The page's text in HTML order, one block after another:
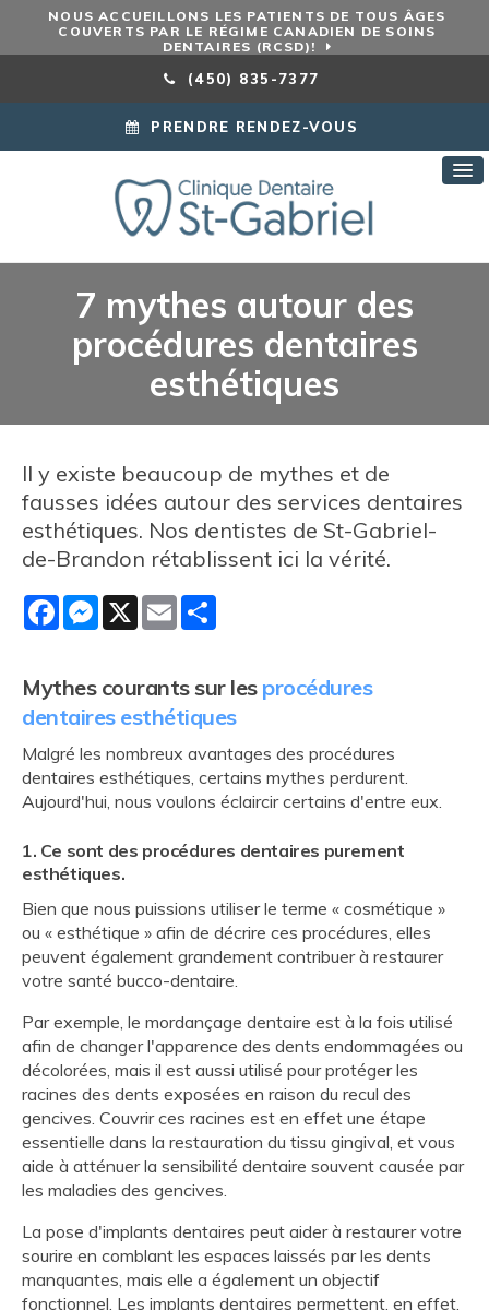
NOUS ACCUEILLONS LES PATIENTS DE TOUS ÂGES
COUVERTS PAR LE RÉGIME CANADIEN DE SOINS
DENTAIRES (RCSD)!
(450) 835-7377
PRENDRE RENDEZ-VOUS
7 mythes autour des
procédures dentaires
esthétiques
Il y existe beaucoup de mythes et de
fausses idées autour des services dentaires
esthétiques. Nos dentistes de St-Gabriel-
de-Brandon rétablissent ici la vérité.
FacebookMessenger
X Email
Mythes courants sur les procédures
dentaires esthétiques
Malgré les nombreux avantages des procédures
dentaires esthétiques, certains mythes perdurent.
Aujourd'hui, nous voulons éclaircir certains d'entre eux.
1. Ce sont des procédures dentaires purement
esthétiques.
Bien que nous puissions utiliser le terme « cosmétique »
ou « esthétique » afin de décrire ces procédures, elles
peuvent également grandement contribuer à restaurer
votre santé bucco-dentaire.
Par exemple, le mordançage dentaire est à la fois utilisé
afin de changer l'apparence des dents endommagées ou
décolorées, mais il est aussi utilisé pour protéger les
racines des dents exposées en raison du recul des
gencives. Couvrir ces racines est en effet une étape
essentielle dans la restauration du tissu gingival, et vous
aide à atténuer la sensibilité dentaire souvent causée par
les maladies des gencives.
La pose d'implants dentaires peut aider à restaurer votre
sourire en comblant les espaces laissés par les dents
manquantes, mais elle a également un objectif
fonctionnel. Les implants dentaires permettent, en effet,